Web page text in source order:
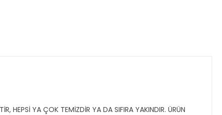
HEPSİ YA ÇOK TEMİZDİR YA DA SIFIRA YAKINDIR. ÜRÜN